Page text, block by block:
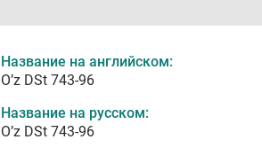
Название на английском:
O’z DSt 743-96
Название на русском:
O’z DSt 743-96